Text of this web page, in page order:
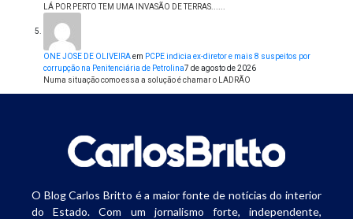
LÁ POR PERTO TEM UMA INVASÃO DE TERRAS......
ONE JOSE DE OLIVEIRAem PCPE indicia ex-diretor e mais 8 suspeitos por
corrupção na Penitenciária de Petrolina7 de agosto de 2026
Numa situação como essa a solução é chamar o LADRÃO
O Blog Carlos Britto é a maior fonte de notícias do interior
do Estado. Com um jornalismo forte, independente,